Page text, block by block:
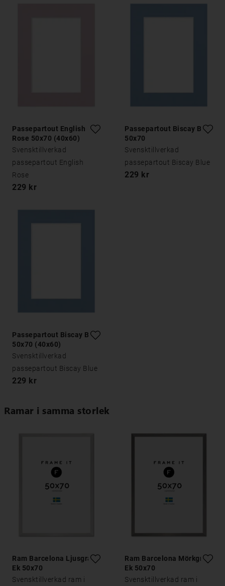
Passepartout English
Rose 50x70 (40x60)
Svensktillverkad
passepartout English
Rose
229 kr
Passepartout Biscay Blue
50x70
Svensktillverkad
passepartout Biscay Blue
229 kr
Passepartout Biscay Blue
50x70 (40x60)
Svensktillverkad
passepartout Biscay Blue
229 kr
Ramar i samma storlek
Ram Barcelona Ljusgrå
Ek 50x70
Svensktillverkad ram i
Ram Barcelona Mörkgrå
Ek 50x70
Svensktillverkad ram i